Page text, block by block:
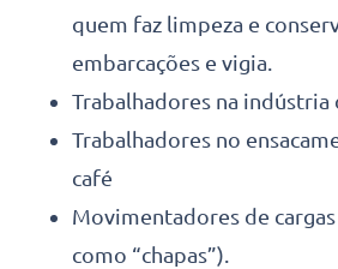
quem faz limpeza e
embarcações e vigia.
Trabalhadores na indústria
Trabalhadores no
café
Movimentadores de
como “chapas”).